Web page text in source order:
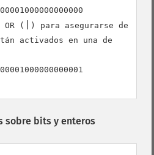
OR (
) para asegurarse de
sobre bits y enteros